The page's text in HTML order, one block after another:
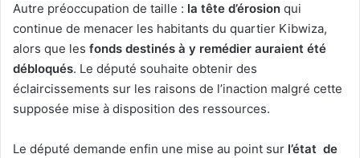
Autre préoccupation de taille : la tête d’érosion qui
continue de menacer les habitants du quartier Kibwiza,
alors que les fonds destinés à y remédier auraient été
débloqués. Le député souhaite obtenir des
éclaircissements sur les raisons de l’inaction malgré cette
supposée mise à disposition des ressources.
Le député demande enfin une mise au point sur l’état de